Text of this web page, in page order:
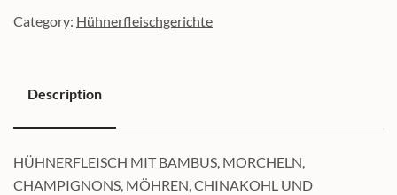
Category: Hühnerfleischgerichte
Description
Description
HÜHNERFLEISCH MIT BAMBUS, MORCHELN,
CHAMPIGNONS, MÖHREN, CHINAKOHL UND